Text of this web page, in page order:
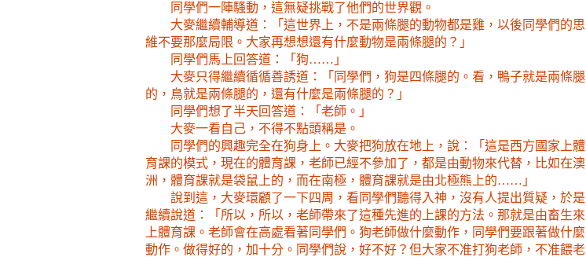
同學們一陣騷動，這無疑挑戰了他們的世界觀。
大麥繼續輔導道：「這世界上，不是兩條腿的動物都是雞，以後同學們的思
維不要那麼局限。大家再想想還有什麼動物是兩條腿的？」
同學們馬上回答道：「狗……」
大麥只得繼續循循善誘道：「同學們，狗是四條腿的。看，鴨子就是兩條腿
的，鳥就是兩條腿的，還有什麼是兩條腿的？」
同學們想了半天回答道：「老師。」
大麥一看自己，不得不點頭稱是。
同學們的興趣完全在狗身上。大麥把狗放在地上，說：「這是西方國家上體
育課的模式，現在的體育課，老師已經不參加了，都是由動物來代替，比如在澳
洲，體育課就是袋鼠上的，而在南極，體育課就是由北極熊上的……」
說到這，大麥環顧了一下四周，看同學們聽得入神，沒有人提出質疑，於是
繼續說道：「所以，所以，老師帶來了這種先進的上課的方法。那就是由畜生來
上體育課。老師會在高處看著同學們。狗老師做什麼動作，同學們要跟著做什麼
動作。做得好的，加十分。同學們說，好不好？但大家不准打狗老師，不准餵老